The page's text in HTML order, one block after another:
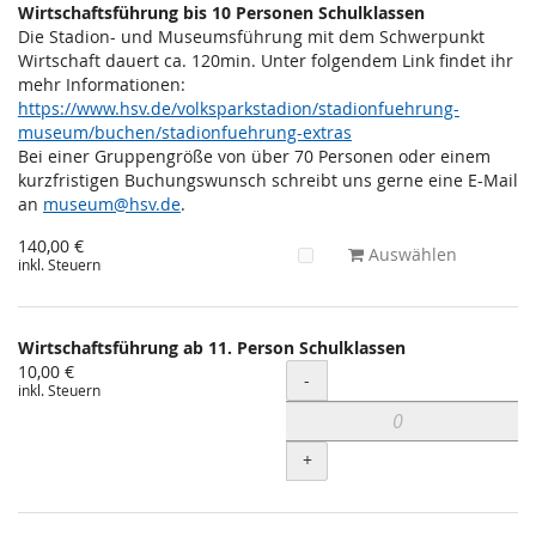
Wirtschaftsführung bis 10 Personen Schulklassen
Die Stadion- und Museumsführung mit dem Schwerpunkt
Wirtschaft dauert ca. 120min. Unter folgendem Link findet ihr
mehr Informationen:
https://www.hsv.de/volksparkstadion/stadionfuehrung-
museum/buchen/stadionfuehrung-extras
Bei einer Gruppengröße von über 70 Personen oder einem
kurzfristigen Buchungswunsch schreibt uns gerne eine E-Mail
an museum@hsv.de.
140,00 €
inkl. Steuern Auswählen
Wirtschaftsführung ab 11. Person Schulklassen
10,00 €
inkl. Steuern Menge
-
+